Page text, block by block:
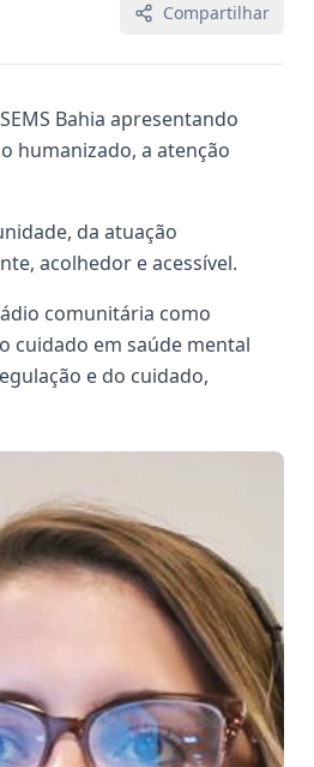
Compartilhar
Bahia apresentando
humanizado, a atenção
da atuação
acolhedor e acessível.
comunitária como
cuidado em saúde mental
e do cuidado,